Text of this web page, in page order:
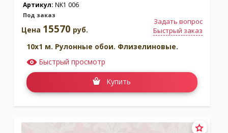
Артикул: NK1 006
Под заказ
Задать вопрос
Быстрый заказ
Цена 15570 руб.
10x1 м. Рулонные обои. Флизелиновые.
Быстрый просмотр
Купить